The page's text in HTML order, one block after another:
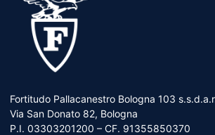
Fortitudo Pallacanestro Bologna 103
Via San Donato 82, Bologna
P.I. 03303201200 – CF. 91355850370